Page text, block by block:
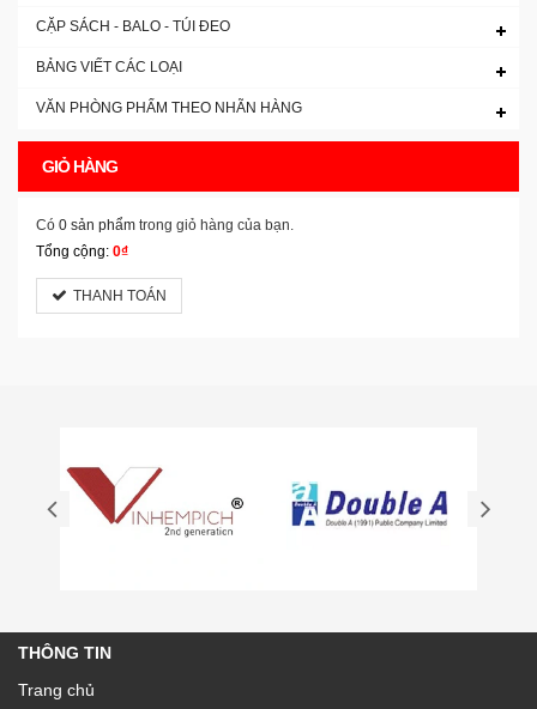
CẶP SÁCH - BALO - TÚI ĐEO
BẢNG VIẾT CÁC LOẠI
VĂN PHÒNG PHẨM THEO NHÃN HÀNG
GIỎ HÀNG
Có 0 sản phẩm trong giỏ hàng của bạn.
Tổng cộng: 0₫
THANH TOÁN
THÔNG TIN
Trang chủ